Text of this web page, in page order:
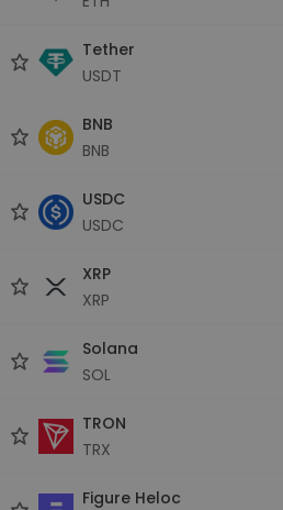
Tether
USDT
BNB
BNB
USDC
USDC
XRP
XRP
Solana
SOL
TRON
TRX
Figure Heloc